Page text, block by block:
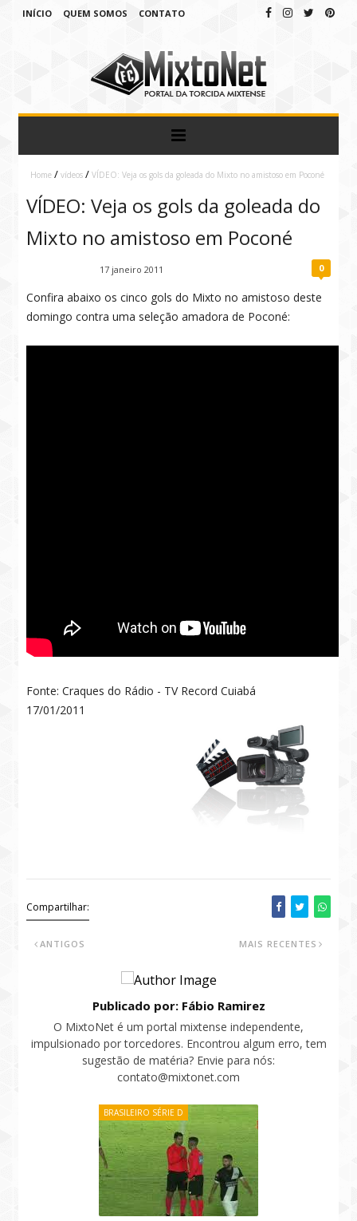
INÍCIO QUEM SOMOS CONTATO
Home / vídeos / VÍDEO: Veja os gols da goleada do Mixto no amistoso em Poconé
VÍDEO: Veja os gols da goleada do
Mixto no amistoso em Poconé
17 janeiro 2011 0
Confira abaixo os cinco gols do Mixto no amistoso deste
domingo contra uma seleção amadora de Poconé:
Fonte: Craques do Rádio - TV Record Cuiabá
17/01/2011
Compartilhar:
MAIS RECENTES
ANTIGOS
Publicado por: Fábio Ramirez
O MixtoNet é um portal mixtense independente,
impulsionado por torcedores. Encontrou algum erro, tem
sugestão de matéria? Envie para nós:
contato@mixtonet.com
BRASILEIRO SÉRIE D